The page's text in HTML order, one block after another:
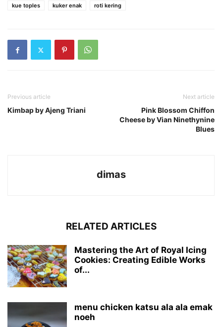
kue toples
kuker enak roti kering
Previous article
Kimbap by Ajeng Triani
Next article
Pink Blossom Chiffon
Cheese by Vian Ninethynine
Blues
dimas
RELATED ARTICLES
Mastering the Art of Royal Icing
Cookies: Creating Edible Works
of...
menu chicken katsu ala ala emak
noeh